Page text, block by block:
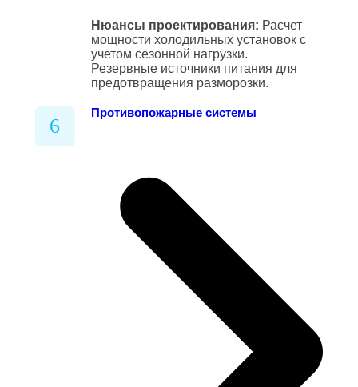
Нюансы проектирования: Расчет
мощности холодильных установок с
учетом сезонной нагрузки.
Резервные источники питания для
предотвращения разморозки.
6
Противопожарные системы